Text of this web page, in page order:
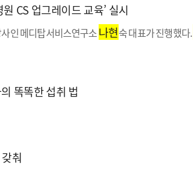
CS 업그레이드 교육’ 실시
인 메디탑서비스연구소나현숙 대표가 진행했다.
똑똑한 섭취 법
춰